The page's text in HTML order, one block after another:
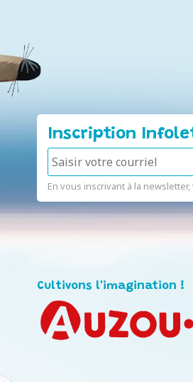
Inscription
En vous inscrivant à la
Cultivons l'imagination !